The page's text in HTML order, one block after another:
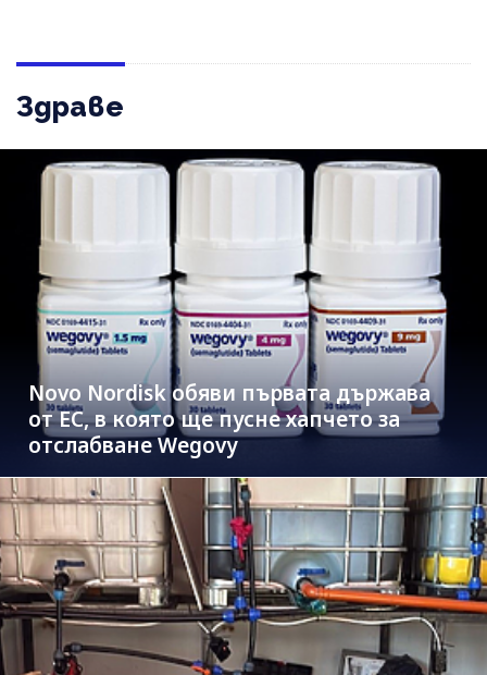
Здраве
Novo Nordisk обяви първата държава
от ЕС, в която ще пусне хапчето за
отслабване Wegovy